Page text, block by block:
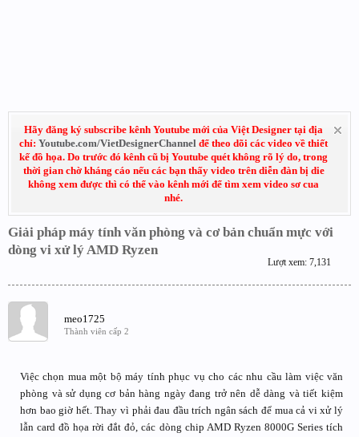
Hãy đăng ký subscribe kênh Youtube mới của Việt Designer tại địa
chỉ: Youtube.com/VietDesignerChannel để theo dõi các video về thiết
kế đồ họa. Do trước đó kênh cũ bị Youtube quét không rõ lý do, trong
thời gian chờ kháng cáo nếu các bạn thấy video trên diễn đàn bị die
không xem được thì có thể vào kênh mới để tìm xem video sơ cua
nhé.
Giải pháp máy tính văn phòng và cơ bản chuẩn mực với
dòng vi xử lý AMD Ryzen
Lượt xem: 7,131
meo1725
Thành viên cấp 2
Việc chọn mua một bộ máy tính phục vụ cho các nhu cầu làm việc văn
phòng và sử dụng cơ bản hàng ngày đang trở nên dễ dàng và tiết kiệm
hơn bao giờ hết. Thay vì phải đau đầu trích ngân sách để mua cả vi xử lý
lẫn card đồ họa rời đắt đỏ, các dòng chip AMD Ryzen 8000G Series tích